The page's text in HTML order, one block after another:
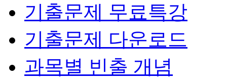
기출문제 무료특강
기출문제 다운로드
과목별 빈출 개념